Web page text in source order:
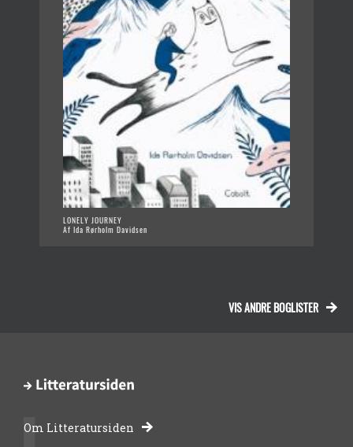
LONELY JOURNEY
Af Ida Rørholm Davidsen
VIS ANDRE BOGLISTER
Om Litteratursiden